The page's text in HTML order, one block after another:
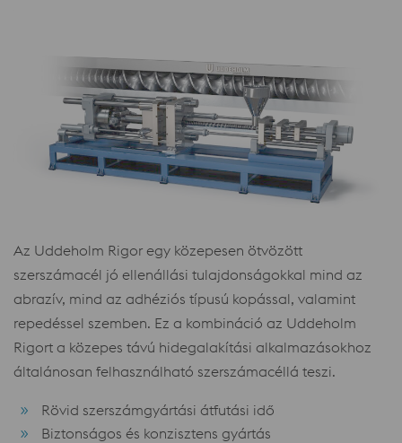
Az Uddeholm Rigor egy közepesen ötvözött
szerszámacél jó ellenállási tulajdonságokkal mind az
abrazív, mind az adhéziós típusú kopással, valamint
repedéssel szemben. Ez a kombináció az Uddeholm
Rigort a közepes távú hidegalakítási alkalmazásokhoz
általánosan felhasználható szerszámacéllá teszi.
Rövid szerszámgyártási átfutási idő
Biztonságos és konzisztens gyártás